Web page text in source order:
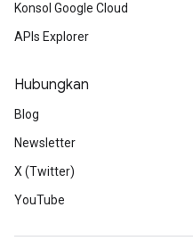
Konsol Google Cloud
APIs Explorer
Hubungkan
Blog
Newsletter
X (Twitter)
YouTube